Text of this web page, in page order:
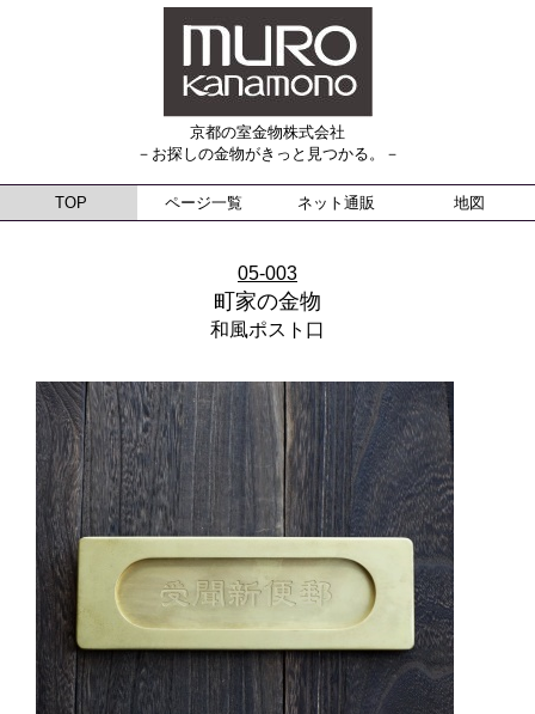
京都の室金物株式会社
－お探しの金物がきっと見つかる。－
TOP ページ一覧 ネット通販 地図
05-003
町家の金物
和風ポスト口